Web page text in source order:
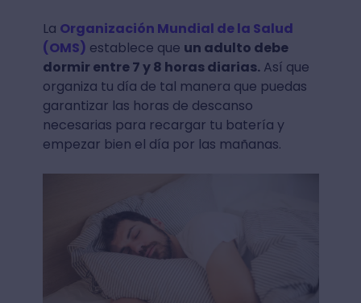
La Organización Mundial de la Salud
(OMS) establece que un adulto debe
dormir entre 7 y 8 horas diarias.Así que
organiza tu día de tal manera que puedas
garantizar las horas de descanso
necesarias para recargar tu batería y
empezar bien el día por las mañanas.